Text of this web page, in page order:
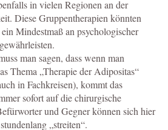
in vielen Regionen an der
Diese Gruppentherapien könnten
Mindestmaß an psychologischer
man sagen, dass wenn man
Thema „Therapie der Adipositas“
in Fachkreisen), kommt das
sofort auf die chirurgische
und Gegner können sich hier
„streiten“.